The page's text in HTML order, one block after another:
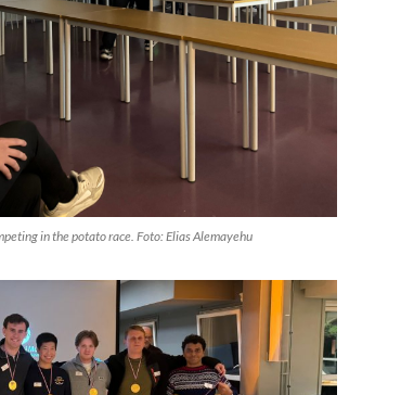
in the potato race. Foto: Elias Alemayehu